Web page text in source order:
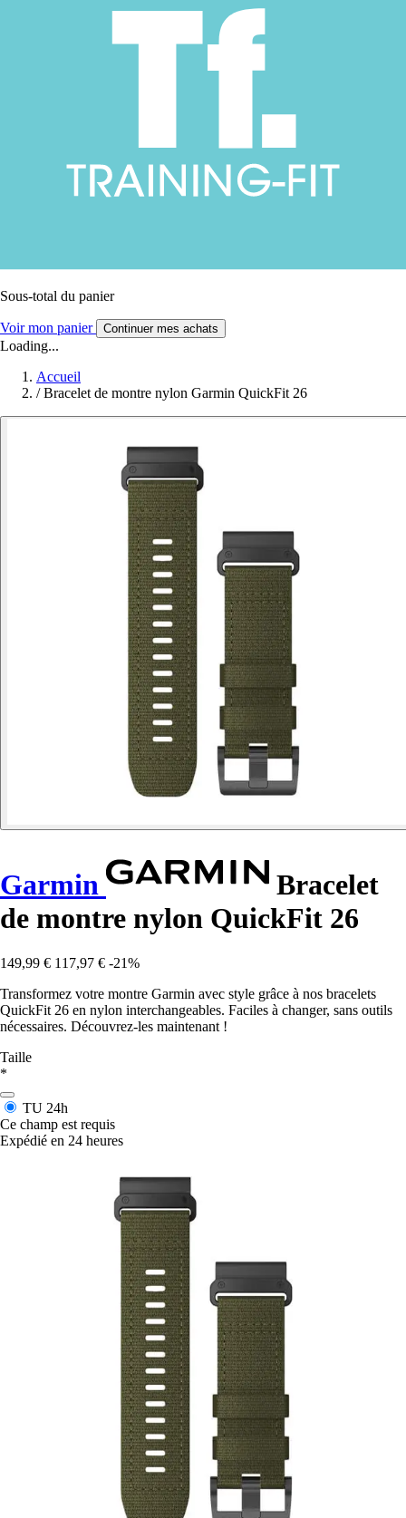
Sous-total du panier
Voir mon panier Continuer mes achats
Loading...
Accueil
/ Bracelet de montre nylon Garmin QuickFit 26
Garmin
Bracelet
de montre nylon QuickFit 26
149,99 € 117,97 € -21%
Transformez votre montre Garmin avec style grâce à nos bracelets
QuickFit 26 en nylon interchangeables. Faciles à changer, sans outils
nécessaires. Découvrez-les maintenant !
Taille
*
TU 24h
Ce champ est requis
Expédié en 24 heures